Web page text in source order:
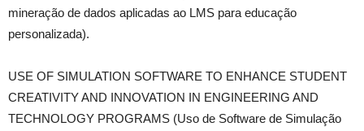
mineração de dados aplicadas ao LMS para educação
personalizada).
USE OF SIMULATION SOFTWARE TO ENHANCE STUDENT
CREATIVITY AND INNOVATION IN ENGINEERING AND
TECHNOLOGY PROGRAMS (Uso de Software de Simulação